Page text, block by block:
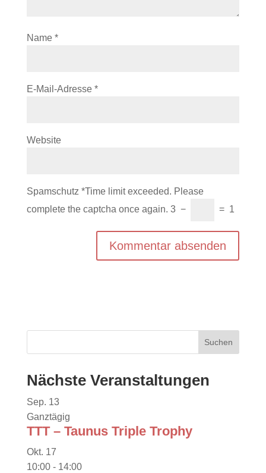
Name *
E-Mail-Adresse *
Website
Spamschutz *Time limit exceeded. Please
complete the captcha once again. 3 − = 1
Nächste Veranstaltungen
Sep. 13
Ganztägig
TTT – Taunus Triple Trophy
Okt. 17
10:00- 14:00